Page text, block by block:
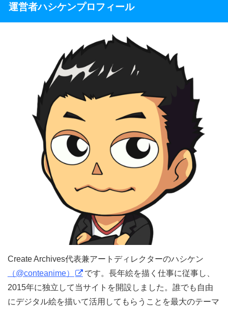
運営者ハシケンプロフィール
Create Archives代表兼アートディレクターのハシケン
（@conteanime）
です。長年絵を描く仕事に従事し、
2015年に独立して当サイトを開設しました。誰でも自由
にデジタル絵を描いて活用してもらうことを最大のテーマ